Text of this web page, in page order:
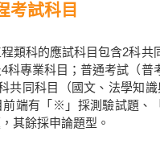
考試科目
類科的應試科目包含2科共
科專業科目；普通考試（普
共同科目（國文、法學知
前端有「※」採測驗試題、
其餘採申論題型。